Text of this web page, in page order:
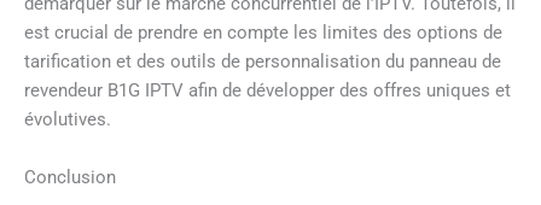
est crucial de prendre en compte les limites des options de
tarification et des outils de personnalisation du panneau de
revendeur B1G IPTV afin de développer des offres uniques et
évolutives.
Conclusion